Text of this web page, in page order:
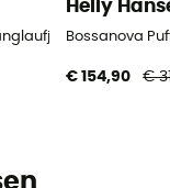
- Heren
Helly
Bossanova
€ 154,90 €